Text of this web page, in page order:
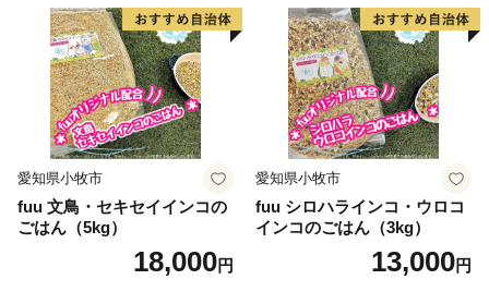
ざまな分野に活用させていただき、施策に反映させてま
いりますので、応援をよろしくお願いいたします。
※本市では、いかなる理由があっても、お申込後の寄附
の取り下げ（キャンセル）及び寄附金の返金は致しかね
ますので御注意ください。
愛知県小牧市
fuu 文鳥・セキセイインコの
ごはん（5kg）
18,000円
愛知県小牧市
fuu シロハラインコ・ウロコ
インコのごはん（3kg）
13,000円